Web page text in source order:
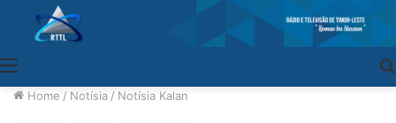
Home / Notísia / Notísia Kalan